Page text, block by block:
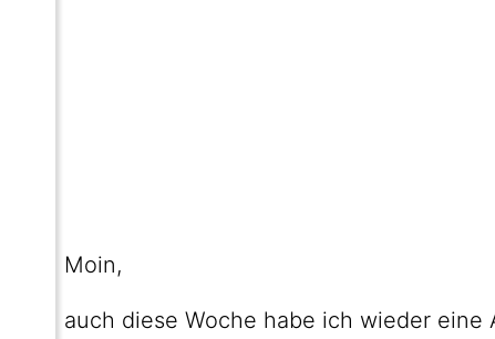
Moin,
auch diese Woche habe ich wieder